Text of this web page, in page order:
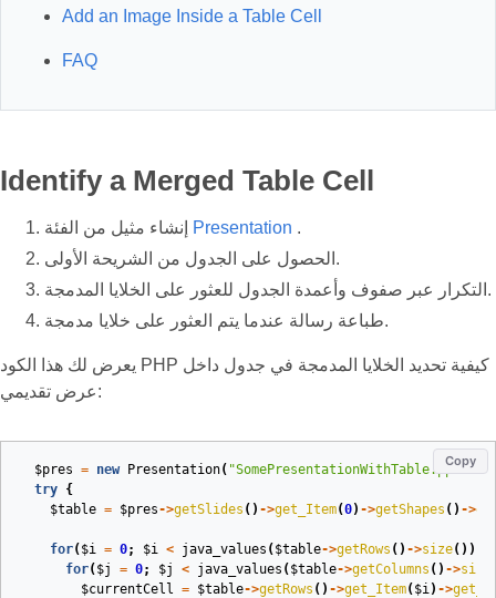
Add an Image Inside a Table Cell
FAQ
Identify a Merged Table Cell
Presentation .
الحصول على الجدول من الشريحة الأولى.
التكرار عبر صفوف وأعمدة الجدول للعثور على الخلايا المدمجة.
طباعة رسالة عندما يتم العثور على خلايا مدمجة.
يعرض لك هذا الكود PHP كيفية تحديد الخلايا المدمجة في جدول داخل
عرض تقديمي:
Copy
$pres = new Presentation( "SomePresentationWithTable.pptx");
try {
$table = $pres->getSlides () ->get_Item(0) ->getShapes () ->
for( $i = 0; $i < java_values ( $table->getRows () ->size())
for( $j = 0; $j < java_values ( $table->getColumns () ->size
$currentCell = $table->getRows () ->get_Item( $i) ->